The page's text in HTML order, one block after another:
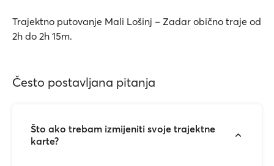
Trajektno putovanje Mali Lošinj – Zadar obično traje od
2h do 2h 15m.
Često postavljana pitanja
Što ako trebam izmijeniti svoje trajektne
karte?